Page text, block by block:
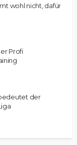
wohl nicht, dafür
Profi
der